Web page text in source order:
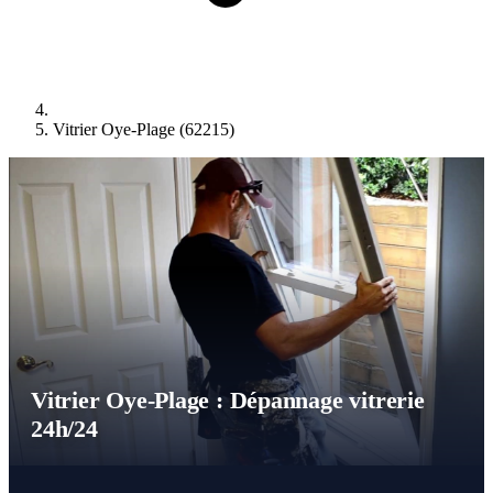
Vitrier Oye-Plage (62215)
Vitrier Oye-Plage : Dépannage vitrerie
24h/24